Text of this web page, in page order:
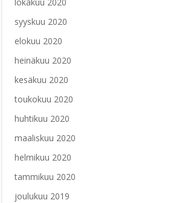
syyskuu 2020
elokuu 2020
heinäkuu 2020
kesäkuu 2020
toukokuu 2020
huhtikuu 2020
maaliskuu 2020
helmikuu 2020
tammikuu 2020
joulukuu 2019